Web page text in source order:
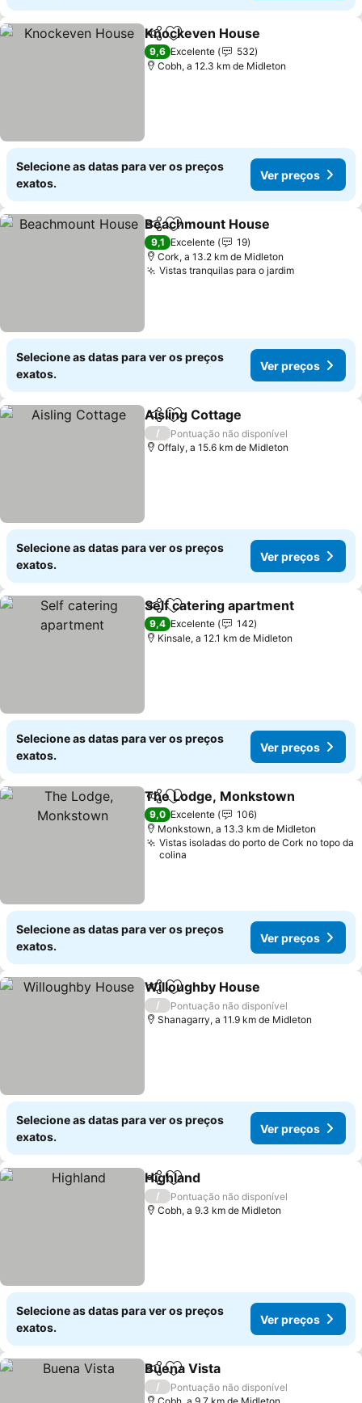
PartilharAdicionar aos favoritos
Knockeven House
9,6 Excelente
532
Cobh, a 12.3 km de Midleton
Selecione as datas para ver os preços
exatos.
Ver preços
PartilharAdicionar aos favoritos
Beachmount House
9,1 Excelente
19
Cork, a 13.2 km de Midleton
Vistas tranquilas para o jardimVer preços
Selecione as datas para ver os preços
exatos.
Ver preços
PartilharAdicionar aos favoritos
Aisling Cottage
/
Pontuação não disponível
Offaly, a 15.6 km de Midleton
Selecione as datas para ver os preços
exatos.
Ver preços
PartilharAdicionar aos favoritos
Self catering apartment
9,4 Excelente
142
Kinsale, a 12.1 km de Midleton
Selecione as datas para ver os preços
exatos.
Ver preços
PartilharAdicionar aos favoritos
The Lodge, Monkstown
9,0 Excelente
106
Monkstown, a 13.3 km de Midleton
Vistas isoladas do porto de Cork no topo da
colina
Selecione as datas para ver os preços
exatos.
Ver preços
PartilharAdicionar aos favoritos
Willoughby House
/
Pontuação não disponível
Shanagarry, a 11.9 km de Midleton
Selecione as datas para ver os preços
exatos.
Ver preços
PartilharAdicionar aos favoritos
Highland
/
Pontuação não disponível
Cobh, a 9.3 km de Midleton
Selecione as datas para ver os preços
exatos.
Ver preços
PartilharAdicionar aos favoritos
Buena Vista
/
Pontuação não disponível